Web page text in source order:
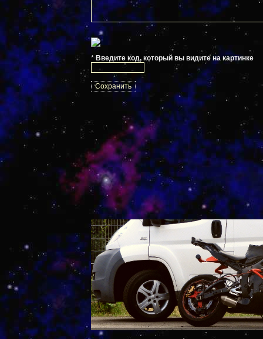
* Введите код, который вы видите на картинке